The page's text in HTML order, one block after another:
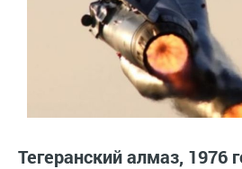
Тегеранский алмаз, 1976